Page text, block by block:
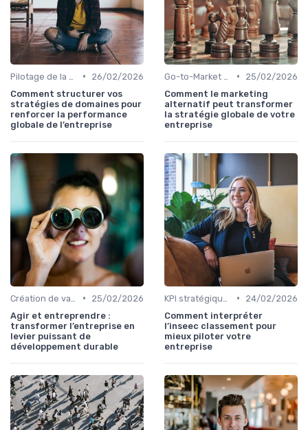
•
26/02/2026
Comment structurer vos
stratégies de domaines pour
renforcer la performance
globale de l’entreprise
•
25/02/2026
Comment le marketing
alternatif peut transformer
la stratégie globale de votre
entreprise
•
25/02/2026
Agir et entreprendre :
transformer l’entreprise en
levier puissant de
développement durable
•
24/02/2026
Comment interpréter
l’inseec classement pour
mieux piloter votre
entreprise